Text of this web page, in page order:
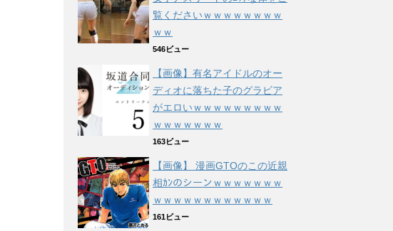
覧くださいｗｗｗｗｗｗｗｗ
ｗｗ
546ビュー
【画像】有名アイドルのオー
ディオに落ちた子のグラビア
がエロいｗｗｗｗｗｗｗｗｗ
ｗｗｗｗｗｗｗ
163ビュー
【画像】 漫画GTOのこの近親
相ｶﾝのシーンｗｗｗｗｗｗｗ
ｗｗｗｗｗｗｗｗｗｗｗｗ
161ビュー